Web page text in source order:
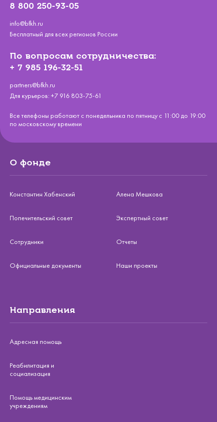
8 800 250-93-05
info@bfkh.ru
Бесплатный для всех регионов России
По вопросам сотрудничества:
+ 7 985 196-32-51
partners@bfkh.ru
Для курьеров: +7 916 803-75-61
Все телефоны работают с понедельника по пятницу с 11:00 до 19:00
по московскому времени
О фонде
Константин Хабенский Алена Мешкова
Попечительский совет Экспертный совет
Сотрудники Отчеты
Официальные документы Наши проекты
Направления
Адресная помощь
Реабилитация и
социализация
Помощь медицинским
учреждениям